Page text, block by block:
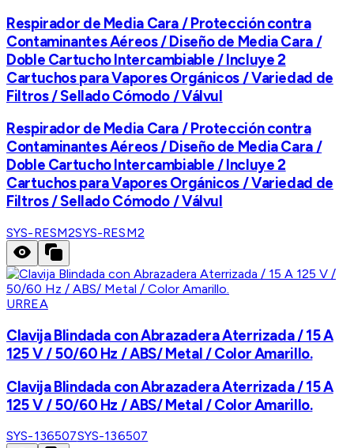
Respirador de Media Cara / Protección contra
Contaminantes Aéreos / Diseño de Media Cara /
Doble Cartucho Intercambiable / Incluye 2
Cartuchos para Vapores Orgánicos / Variedad de
Filtros / Sellado Cómodo / Válvul
Respirador de Media Cara / Protección contra
Contaminantes Aéreos / Diseño de Media Cara /
Doble Cartucho Intercambiable / Incluye 2
Cartuchos para Vapores Orgánicos / Variedad de
Filtros / Sellado Cómodo / Válvul
SYS-RESM2SYS-RESM2
URREA
Clavija Blindada con Abrazadera Aterrizada / 15 A
125 V / 50/60 Hz / ABS/ Metal / Color Amarillo.
Clavija Blindada con Abrazadera Aterrizada / 15 A
125 V / 50/60 Hz / ABS/ Metal / Color Amarillo.
SYS-136507SYS-136507